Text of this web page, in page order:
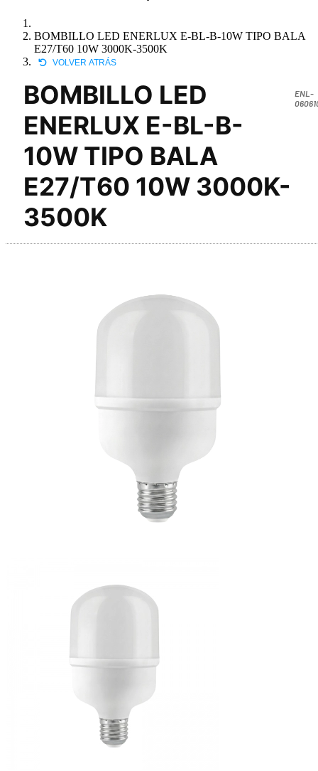
BOMBILLO LED ENERLUX E-BL-B-10W TIPO BALA
E27/T60 10W 3000K-3500K
VOLVER ATRÁS
BOMBILLO LED
ENERLUX E-BL-B-
10W TIPO BALA
E27/T60 10W 3000K-
3500K
ENL-